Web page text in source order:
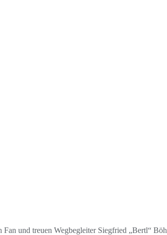
und treuen Wegbegleiter Siegfried „Bertl“